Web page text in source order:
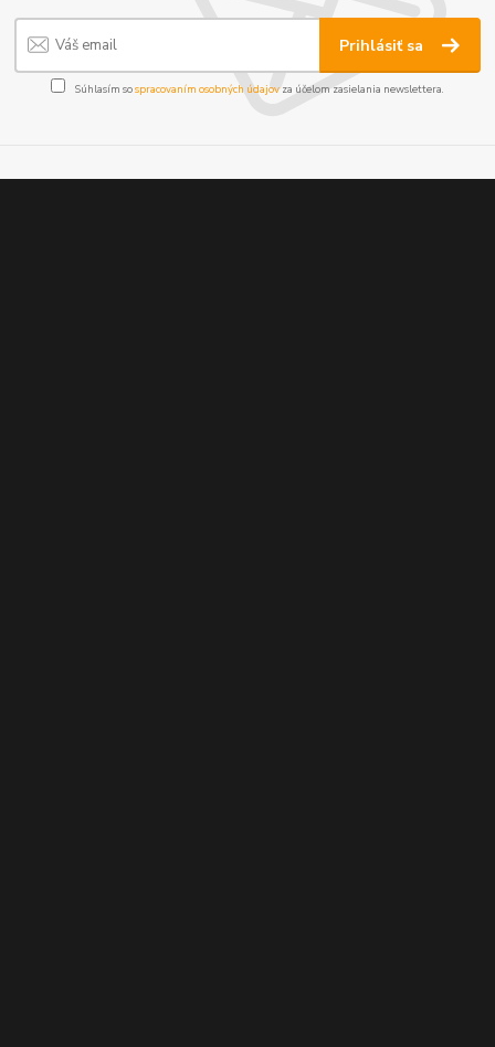
Prihlásiť sa
Súhlasím sospracovaním osobných údajov za účelom zasielania newslettera.